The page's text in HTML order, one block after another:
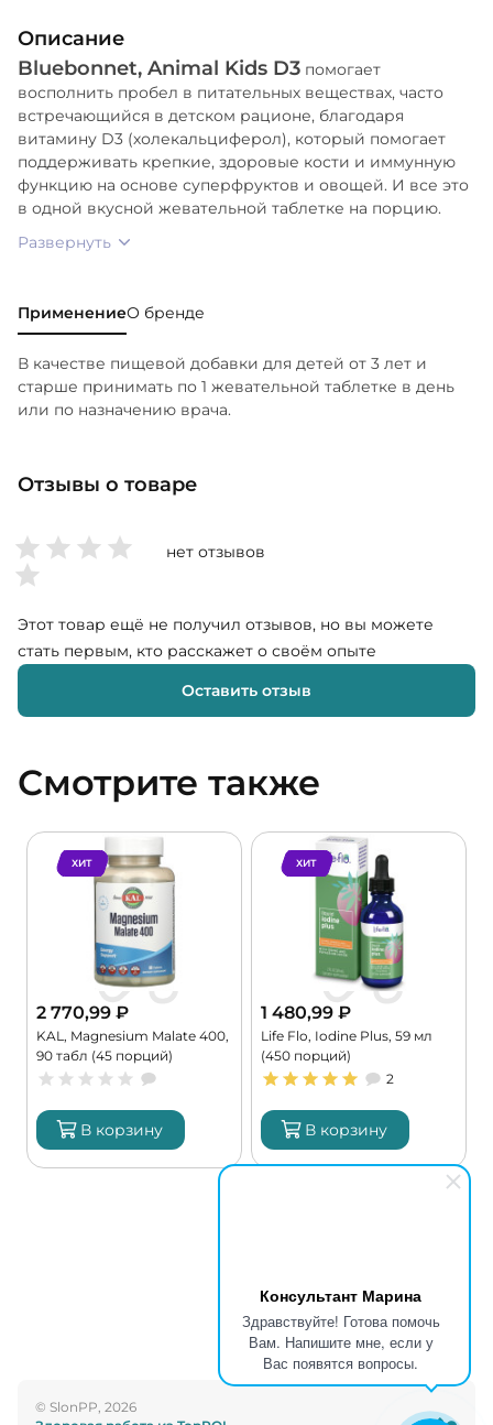
Консультант Марина
Здравствуйте! Готова помочь
Вам. Напишите мне, если у
Вас появятся вопросы.
морковь, кудрявая капуста, лук, шпинат,
помидоры), Натуральный ароматизатор со вкусом
малины, натуральный ароматизатор со вкусом
клубники, EarthSweet (концентраты соков),
Растительный стеарат магния, Стеариновая
кислота.
Описание
Bluebonnet, Animal Kids D3 помогает
восполнить пробел в питательных веществах, часто
встречающийся в детском рационе, благодаря
витамину D3 (холекальциферол), который помогает
поддерживать крепкие, здоровые кости и иммунную
функцию на основе суперфруктов и овощей. И все это
в одной вкусной жевательной таблетке на порцию.
Развернуть
ПрименениеО бренде
В качестве пищевой добавки для детей от 3 лет и
старше принимать по 1 жевательной таблетке в день
или по назначению врача.
Отзывы о товаре
нет отзывов
Этот товар ещё не получил отзывов, но вы можете
стать первым, кто расскажет о своём опыте
Оставить отзыв
Смотрите также
ХИТ
2 770,99 ₽
KAL, Magnesium Malate 400,
90 табл (45 порций)
В корзину
ХИТ
1 480,99 ₽
Life Flo, Iodine Plus, 59 мл
(450 порций)
2
В корзину
© SlonPP, 2026